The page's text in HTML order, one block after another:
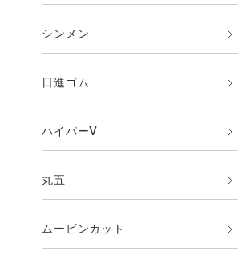
シンメン
日進ゴム
ハイパーV
丸五
ムービンカット